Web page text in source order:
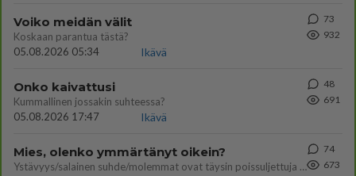
Voiko meidän välit
Koskaan parantua tästä?
05.08.2026 05:34
Ikävä
73
932
Onko kaivattusi
Kummallinen jossakin suhteessa?
05.08.2026 17:47
Ikävä
48
691
Mies, olenko ymmärtänyt oikein?
Ystävyys/salainen suhde/molemmat ovat täysin poissuljettuja asioita? Nainen
74
673